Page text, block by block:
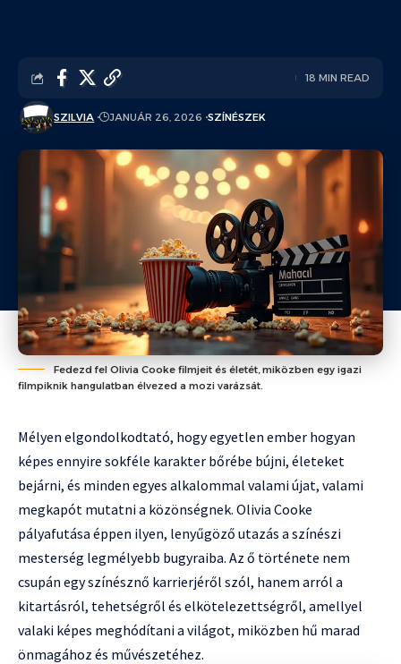
SZILVIA JANUÁR 26, 2026 SZÍNÉSZEK
18 MIN READ
Fedezd fel Olivia Cooke filmjeit és életét, miközben egy igazi
filmpiknik hangulatban élvezed a mozi varázsát.
Mélyen elgondolkodtató, hogy egyetlen ember hogyan
képes ennyire sokféle karakter bőrébe bújni, életeket
bejárni, és minden egyes alkalommal valami újat, valami
megkapót mutatni a közönségnek. Olivia Cooke
pályafutása éppen ilyen, lenyűgöző utazás a színészi
mesterség legmélyebb bugyraiba. Az ő története nem
csupán egy színésznő karrierjéről szól, hanem arról a
kitartásról, tehetségről és elkötelezettségről, amellyel
valaki képes meghódítani a világot, miközben hű marad
önmagához és művészetéhez.